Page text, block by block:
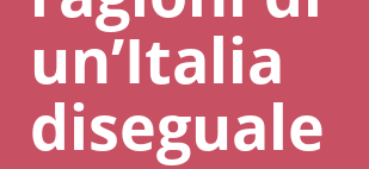
un’Italia
diseguale